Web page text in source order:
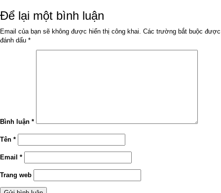
ngày
đầy
đủ
Để lại một bình luận
Email của bạn sẽ không được hiển thị công khai. Các trường bắt buộc được
đánh dấu *
Bình luận *
Tên *
Email *
Trang web